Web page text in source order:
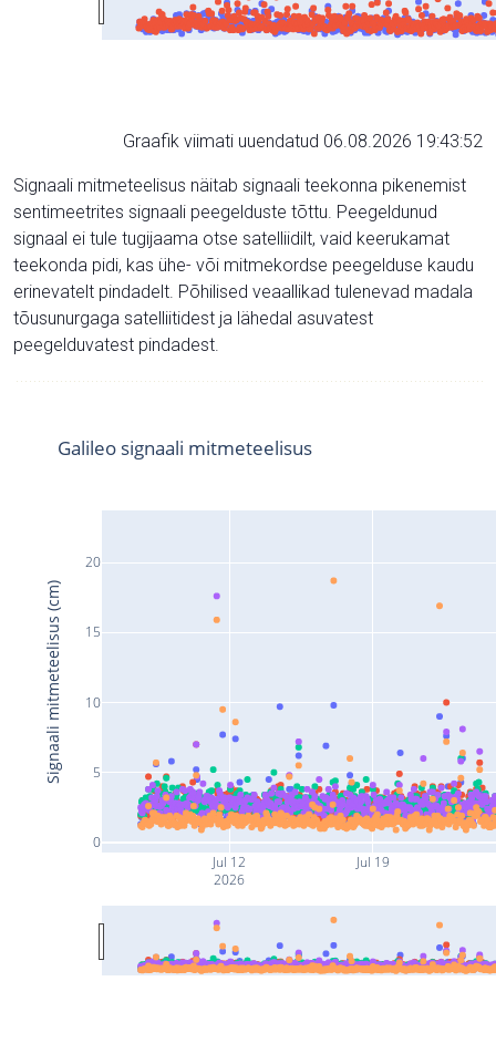
Graafik viimati uuendatud 06.08.2026 19:43:52
Signaali mitmeteelisus näitab signaali teekonna pikenemist
sentimeetrites signaali peegelduste tõttu. Peegeldunud
signaal ei tule tugijaama otse satelliidilt, vaid keerukamat
teekonda pidi, kas ühe- või mitmekordse peegelduse kaudu
erinevatelt pindadelt. Põhilised veaallikad tulenevad madala
tõusunurgaga satelliitidest ja lähedal asuvatest
peegelduvatest pindadest.
Jul 12
2026
Jul 19
0
5
10
15
20
Galileo signaali mitmeteelisus
Signaali mitmeteelisus (cm)